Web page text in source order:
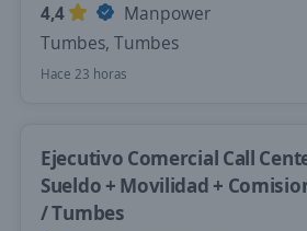
4,4
Manpower
Tumbes, Tumbes
Hace 23 horas
Ejecutivo Comercial Call
Sueldo + Movilidad +
/ Tumbes